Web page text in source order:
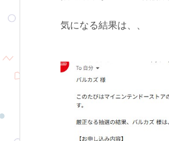
気になる結果は、、